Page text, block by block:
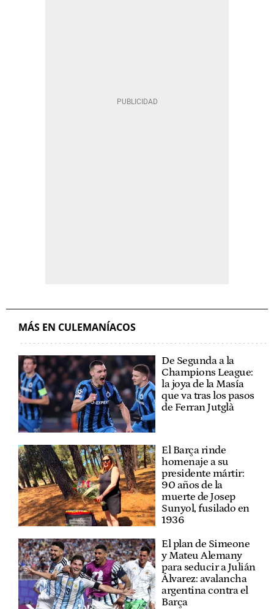
MÁS EN CULEMANÍACOS
De Segunda a la
Champions League:
la joya de la Masía
que va tras los pasos
de Ferran Jutglà
El Barça rinde
homenaje a su
presidente mártir:
90 años de la
muerte de Josep
Sunyol, fusilado en
1936
El plan de Simeone
y Mateu Alemany
para seducir a Julián
Álvarez: avalancha
argentina contra el
Barça